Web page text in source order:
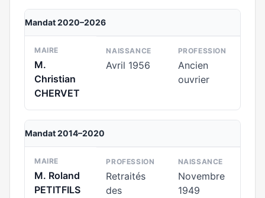
Mandat 2020–2026
MAIRE
M.
Christian
CHERVET
NAISSANCE
Avril 1956
PROFESSION
Ancien
ouvrier
Mandat 2014–2020
MAIRE
M. Roland
PETITFILS
PROFESSION
Retraités
des
NAISSANCE
Novembre
1949